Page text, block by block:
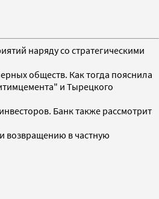
наряду со стратегическими
обществ. Как тогда пояснила
и Тырецкого
Банк также рассмотрит
возвращению в частную